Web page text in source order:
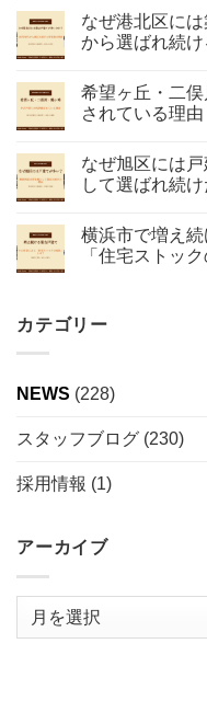
なぜ港北区に
から選ばれ続
希望ヶ丘・二
されている理由
なぜ旭区には
して選ばれ続
横浜市で増え
「住宅ストッ
カテゴリー
NEWS (228)
スタッフブログ (230)
採用情報 (1)
アーカイブ
ー